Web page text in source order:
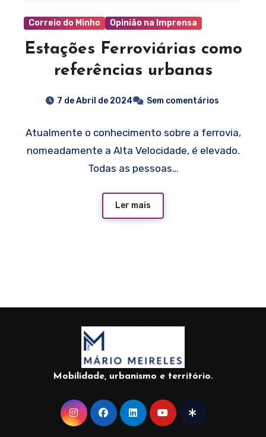
Correio do Minho Opinião na Imprensa
Estações Ferroviárias como
referências urbanas
7 de Abril de 2024 Sem comentários
Atualmente o conhecimento sobre a ferrovia,
nomeadamente a Alta Velocidade, é elevado.
Todas as pessoas…
Ler mais
Mobilidade, urbanismo e território.